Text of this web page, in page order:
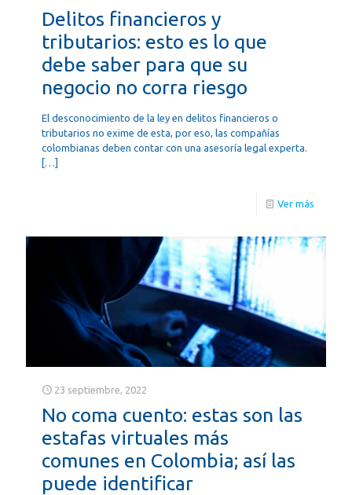
Delitos financieros y
tributarios: esto es lo que
debe saber para que su
negocio no corra riesgo
El desconocimiento de la ley en delitos financieros o
tributarios no exime de esta, por eso, las compañías
colombianas deben contar con una asesoría legal experta.
[…]
Ver más
23 septiembre, 2022
No coma cuento: estas son las
estafas virtuales más
comunes en Colombia; así las
puede identificar